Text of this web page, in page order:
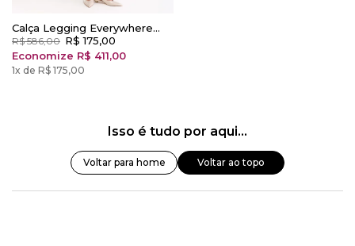
Calça Legging Everywhere
Zíper Frontal Preto
R$ 586,00 R$ 175,00
Economize R$ 411,00
1x de R$ 175,00
Isso é tudo por aqui...
Voltar para home Voltar ao topo